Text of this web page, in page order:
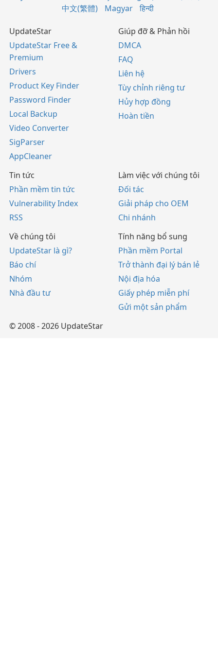
中文(繁體)
Magyar हिन्दी
UpdateStar
UpdateStar Free &
Premium
Drivers
Product Key Finder
Password Finder
Local Backup
Video Converter
SigParser
AppCleaner
Giúp đỡ & Phản hồi
DMCA
FAQ
Liên hệ
Tùy chỉnh riêng tư
Hủy hợp đồng
Hoàn tiền
Tin tức
Phần mềm tin tức
Vulnerability Index
RSS
Làm việc với chúng tôi
Đối tác
Giải pháp cho OEM
Chi nhánh
Về chúng tôi
UpdateStar là gì?
Báo chí
Nhóm
Nhà đầu tư
Tính năng bổ sung
Phần mềm Portal
Trở thành đại lý bán lẻ
Nội địa hóa
Giấy phép miễn phí
Gửi một sản phẩm
© 2008 - 2026 UpdateStar